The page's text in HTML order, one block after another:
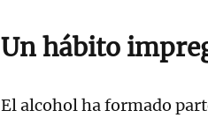
Un hábito
El alcohol ha formado